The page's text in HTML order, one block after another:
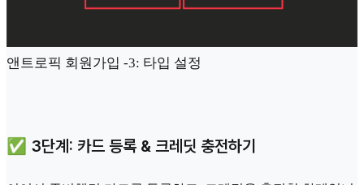
앤트로픽 회원가입 -3: 타입 설정
✅ 3단계: 카드 등록 & 크레딧 충전하기